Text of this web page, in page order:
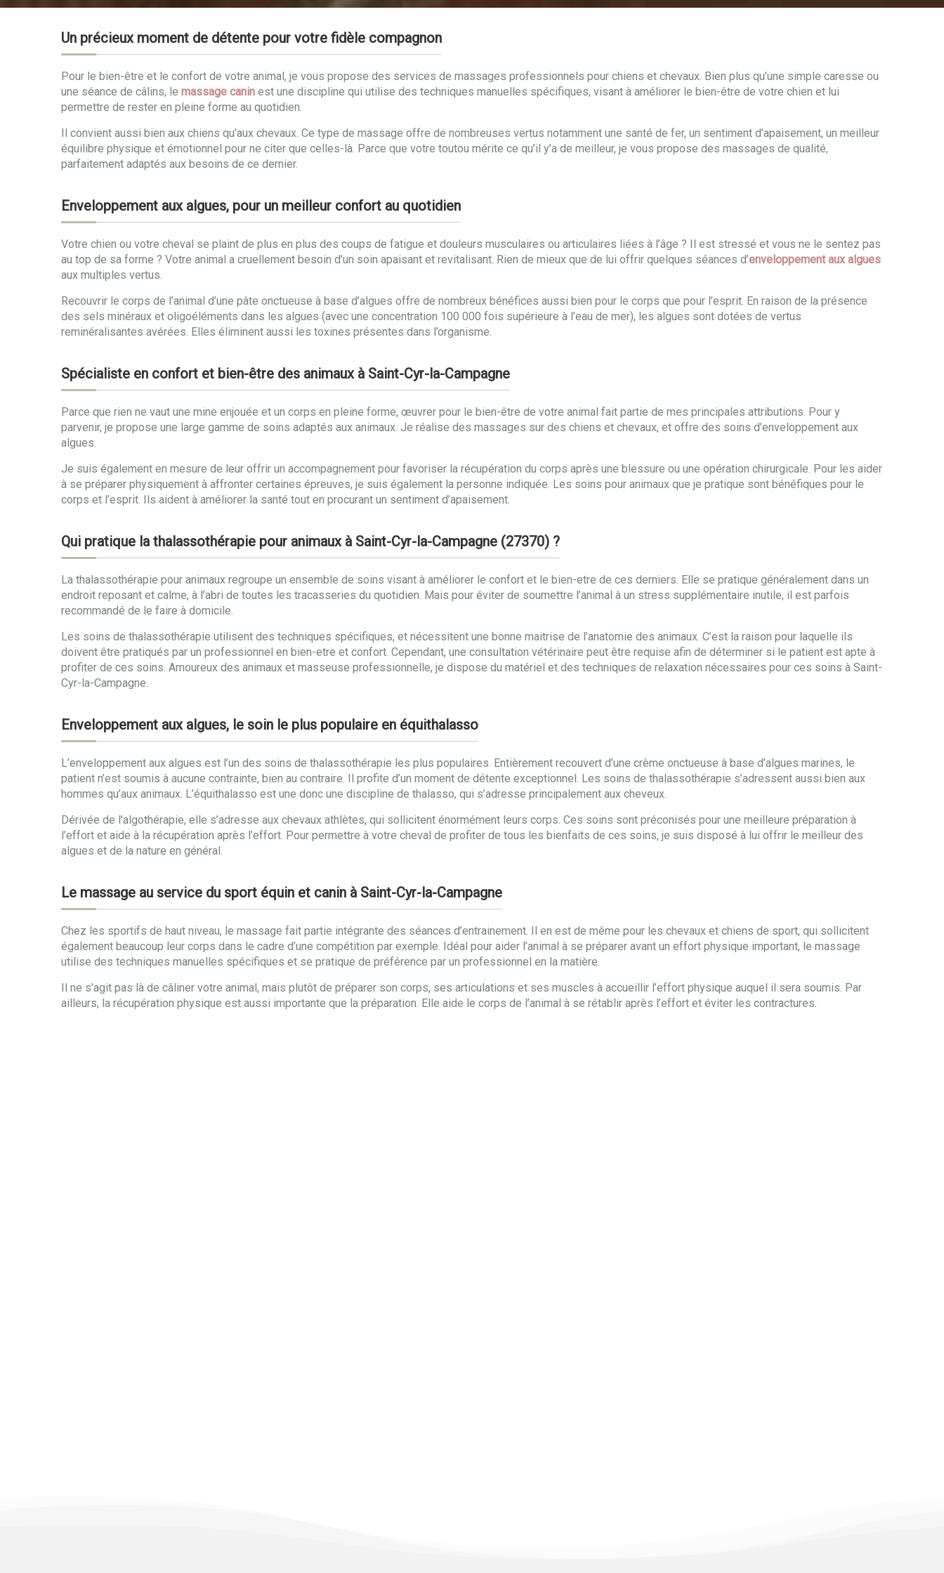
Un précieux moment de détente pour votre fidèle compagnon
Pour le bien-être et le confort de votre animal, je vous propose des services de massages professionnels pour chiens et chevaux. Bien plus qu’une simple caresse ou
une séance de câlins, le massage canin est une discipline qui utilise des techniques manuelles spécifiques, visant à améliorer le bien-être de votre chien et lui
permettre de rester en pleine forme au quotidien.
Il convient aussi bien aux chiens qu’aux chevaux. Ce type de massage offre de nombreuses vertus notamment une santé de fer, un sentiment d’apaisement, un meilleur
équilibre physique et émotionnel pour ne citer que celles-là. Parce que votre toutou mérite ce qu’il y’a de meilleur, je vous propose des massages de qualité,
parfaitement adaptés aux besoins de ce dernier.
Enveloppement aux algues, pour un meilleur confort au quotidien
Votre chien ou votre cheval se plaint de plus en plus des coups de fatigue et douleurs musculaires ou articulaires liées à l’âge ? Il est stressé et vous ne le sentez pas
au top de sa forme ? Votre animal a cruellement besoin d’un soin apaisant et revitalisant. Rien de mieux que de lui offrir quelques séances d’enveloppement aux algues
aux multiples vertus.
Recouvrir le corps de l’animal d’une pâte onctueuse à base d’algues offre de nombreux bénéfices aussi bien pour le corps que pour l’esprit. En raison de la présence
des sels minéraux et oligoéléments dans les algues (avec une concentration 100 000 fois supérieure à l’eau de mer), les algues sont dotées de vertus
reminéralisantes avérées. Elles éliminent aussi les toxines présentes dans l’organisme.
Spécialiste en confort et bien-être des animaux à Saint-Cyr-la-Campagne
Parce que rien ne vaut une mine enjouée et un corps en pleine forme, œuvrer pour le bien-être de votre animal fait partie de mes principales attributions. Pour y
parvenir, je propose une large gamme de soins adaptés aux animaux. Je réalise des massages sur des chiens et chevaux, et offre des soins d’enveloppement aux
algues.
Je suis également en mesure de leur offrir un accompagnement pour favoriser la récupération du corps après une blessure ou une opération chirurgicale. Pour les aider
à se préparer physiquement à affronter certaines épreuves, je suis également la personne indiquée. Les soins pour animaux que je pratique sont bénéfiques pour le
corps et l’esprit. Ils aident à améliorer la santé tout en procurant un sentiment d’apaisement.
Qui pratique la thalassothérapie pour animaux à Saint-Cyr-la-Campagne (27370) ?
La thalassothérapie pour animaux regroupe un ensemble de soins visant à améliorer le confort et le bien-etre de ces derniers. Elle se pratique généralement dans un
endroit reposant et calme, à l’abri de toutes les tracasseries du quotidien. Mais pour éviter de soumettre l’animal à un stress supplémentaire inutile, il est parfois
recommandé de le faire à domicile.
Les soins de thalassothérapie utilisent des techniques spécifiques, et nécessitent une bonne maitrise de l’anatomie des animaux. C’est la raison pour laquelle ils
doivent être pratiqués par un professionnel en bien-etre et confort. Cependant, une consultation vétérinaire peut être requise afin de déterminer si le patient est apte à
profiter de ces soins. Amoureux des animaux et masseuse professionnelle, je dispose du matériel et des techniques de relaxation nécessaires pour ces soins à Saint-
Cyr-la-Campagne.
Enveloppement aux algues, le soin le plus populaire en équithalasso
L’enveloppement aux algues est l’un des soins de thalassothérapie les plus populaires. Entièrement recouvert d’une crème onctueuse à base d’algues marines, le
patient n’est soumis à aucune contrainte, bien au contraire. Il profite d’un moment de détente exceptionnel. Les soins de thalassothérapie s’adressent aussi bien aux
hommes qu’aux animaux. L’équithalasso est une donc une discipline de thalasso, qui s’adresse principalement aux cheveux.
Dérivée de l’algothérapie, elle s’adresse aux chevaux athlètes, qui sollicitent énormément leurs corps. Ces soins sont préconisés pour une meilleure préparation à
l’effort et aide à la récupération après l’effort. Pour permettre à votre cheval de profiter de tous les bienfaits de ces soins, je suis disposé à lui offrir le meilleur des
algues et de la nature en général.
Le massage au service du sport équin et canin à Saint-Cyr-la-Campagne
Chez les sportifs de haut niveau, le massage fait partie intégrante des séances d’entrainement. Il en est de même pour les chevaux et chiens de sport, qui sollicitent
également beaucoup leur corps dans le cadre d’une compétition par exemple. Idéal pour aider l’animal à se préparer avant un effort physique important, le massage
utilise des techniques manuelles spécifiques et se pratique de préférence par un professionnel en la matière.
Il ne s’agit pas là de câliner votre animal, mais plutôt de préparer son corps, ses articulations et ses muscles à accueillir l’effort physique auquel il sera soumis. Par
ailleurs, la récupération physique est aussi importante que la préparation. Elle aide le corps de l’animal à se rétablir après l’effort et éviter les contractures.